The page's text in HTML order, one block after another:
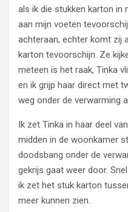
als ik die stukken karton in
aan mijn voeten
achteraan, echter komt zij
karton tevoorschijn. Ze
meteen is het raak, Tinka
en ik grijp haar direct met
weg onder de verwarming
Ik zet Tinka in haar deel
midden in de woonkamer
doodsbang onder de
gekrijs gaat weer door.
ik zet het stuk karton
meer kunnen zien.